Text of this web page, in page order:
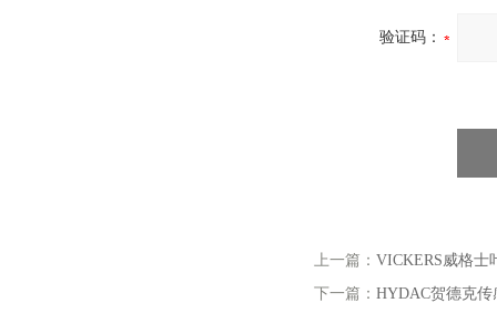
验证码：
上一篇： VICKERS威格士
下一篇： HYDAC贺德克传